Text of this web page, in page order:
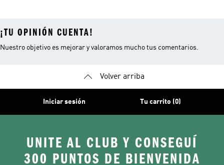
¡TU OPINIÓN CUENTA!
Nuestro objetivo es mejorar y valoramos mucho tus comentarios.
Volver arriba
Iniciar sesión Tu carrito (0)
UNITE AL CLUB Y CONSEGUÍ
300 PUNTOS DE BIENVENIDA